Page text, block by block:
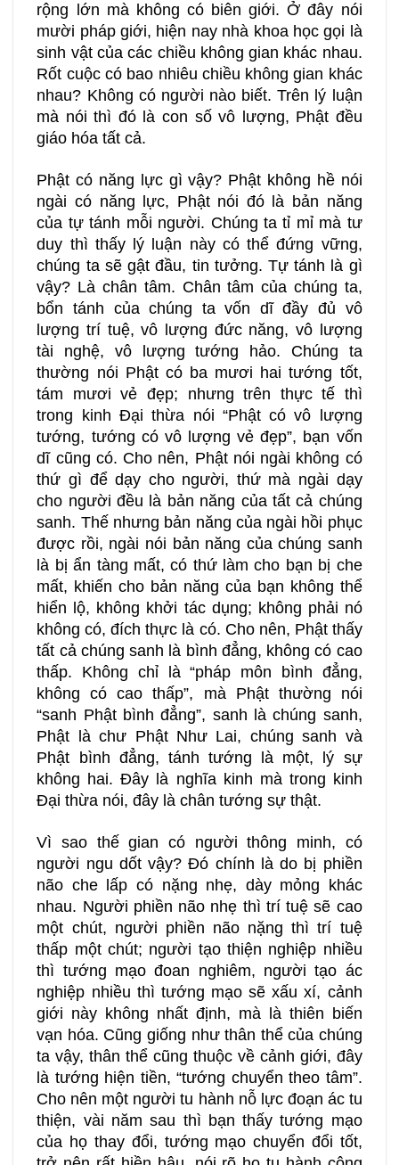
rộng lớn mà không có biên giới. Ở đây nói
mười pháp giới, hiện nay nhà khoa học gọi là
sinh vật của các chiều không gian khác nhau.
Rốt cuộc có bao nhiêu chiều không gian khác
nhau? Không có người nào biết. Trên lý luận
mà nói thì đó là con số vô lượng, Phật đều
giáo hóa tất cả.
Phật có năng lực gì vậy? Phật không hề nói
ngài có năng lực, Phật nói đó là bản năng
của tự tánh mỗi người. Chúng ta tỉ mỉ mà tư
duy thì thấy lý luận này có thể đứng vững,
chúng ta sẽ gật đầu, tin tưởng. Tự tánh là gì
vậy? Là chân tâm. Chân tâm của chúng ta,
bổn tánh của chúng ta vốn dĩ đầy đủ vô
lượng trí tuệ, vô lượng đức năng, vô lượng
tài nghệ, vô lượng tướng hảo. Chúng ta
thường nói Phật có ba mươi hai tướng tốt,
tám mươi vẻ đẹp; nhưng trên thực tế thì
trong kinh Đại thừa nói “Phật có vô lượng
tướng, tướng có vô lượng vẻ đẹp”, bạn vốn
dĩ cũng có. Cho nên, Phật nói ngài không có
thứ gì để dạy cho người, thứ mà ngài dạy
cho người đều là bản năng của tất cả chúng
sanh. Thế nhưng bản năng của ngài hồi phục
được rồi, ngài nói bản năng của chúng sanh
là bị ẩn tàng mất, có thứ làm cho bạn bị che
mất, khiến cho bản năng của bạn không thể
hiển lộ, không khởi tác dụng; không phải nó
không có, đích thực là có. Cho nên, Phật thấy
tất cả chúng sanh là bình đẳng, không có cao
thấp. Không chỉ là “pháp môn bình đẳng,
không có cao thấp”, mà Phật thường nói
“sanh Phật bình đẳng”, sanh là chúng sanh,
Phật là chư Phật Như Lai, chúng sanh và
Phật bình đẳng, tánh tướng là một, lý sự
không hai. Đây là nghĩa kinh mà trong kinh
Đại thừa nói, đây là chân tướng sự thật.
Vì sao thế gian có người thông minh, có
người ngu dốt vậy? Đó chính là do bị phiền
não che lấp có nặng nhẹ, dày mỏng khác
nhau. Người phiền não nhẹ thì trí tuệ sẽ cao
một chút, người phiền não nặng thì trí tuệ
thấp một chút; người tạo thiện nghiệp nhiều
thì tướng mạo đoan nghiêm, người tạo ác
nghiệp nhiều thì tướng mạo sẽ xấu xí, cảnh
giới này không nhất định, mà là thiên biến
vạn hóa. Cũng giống như thân thể của chúng
ta vậy, thân thể cũng thuộc về cảnh giới, đây
là tướng hiện tiền, “tướng chuyển theo tâm”.
Cho nên một người tu hành nỗ lực đoạn ác tu
thiện, vài năm sau thì bạn thấy tướng mạo
của họ thay đổi, tướng mạo chuyển đổi tốt,